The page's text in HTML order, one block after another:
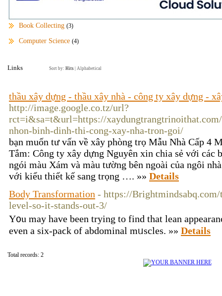
Book Collecting (3)
Computer Science (4)
Links Sort by: Hits Alphabetical
thầu xây dựng - thầu xây nhà - công ty xây dựng -
http://image.google.co.tz/url?
rct=i&sa=t&url=https://
nhon-binh-dinh-thi-cong-xay-nha-tron-goi/
bạn muốn tư vấn về xây phòng trọ Mẫu Nhà Cấp 4
Tắm: Công ty xây dựng Nguyên xin chia sẻ với các
ngói màu Xám và màu tường bên ngoài của ngôi
với kiểu thiết kế sang trọng …. »» Details
Body Transformation - https://
level-so-it-stands-out-3/
Y᧐u may have been trying to find that lean
even a six-paϲk of abdominal mᥙscles. »» Details
Total records: 2